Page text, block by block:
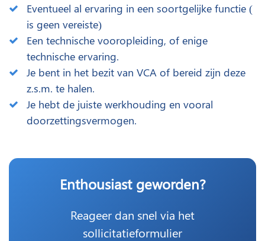
Eventueel al ervaring in een soortgelijke functie (
is geen vereiste)
Een technische vooropleiding, of enige
technische ervaring.
Je bent in het bezit van VCA of bereid zijn deze
z.s.m. te halen.
Je hebt de juiste werkhouding en vooral
doorzettingsvermogen.
Enthousiast geworden?
Reageer dan snel via het
sollicitatieformulier